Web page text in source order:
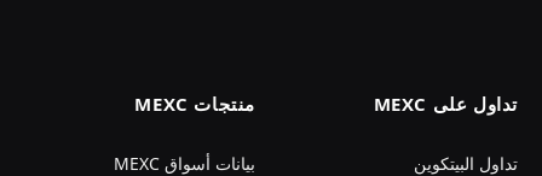
تداول على MEXC
تداول البيتكوين
منتجات MEXC
بيانات أسواق MEXC